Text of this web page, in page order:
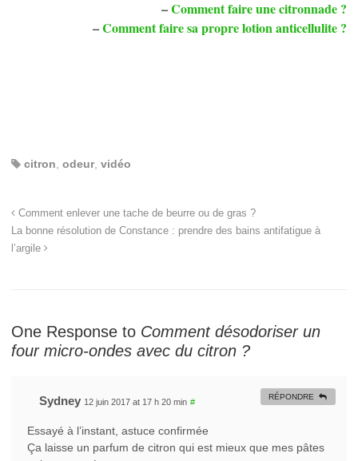
–Comment faire une citronnade ?
–Comment faire sa propre lotion anticellulite ?
citron, odeur, vidéo
Comment enlever une tache de beurre ou de gras ?
La bonne résolution de Constance : prendre des bains antifatigue à
l’argile
One Response to Comment désodoriser un
four micro-ondes avec du citron ?
Sydney 12 juin 2017 at 17 h 20 min #
Essayé à l’instant, astuce confirmée
Ça laisse un parfum de citron qui est mieux que mes pâtes
RÉPONDRE